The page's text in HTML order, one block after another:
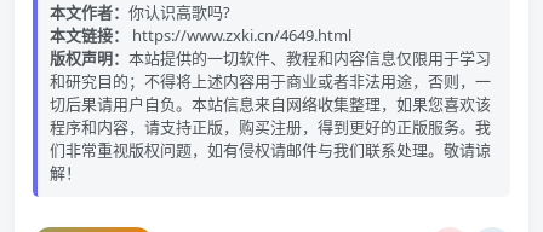
本文作者： 你认识高歌吗?
本文链接：
https://www.zxki.cn/4649.html
版权声明： 本站提供的一切软件、教程和内容信息仅限用于学习
和研究目的；不得将上述内容用于商业或者非法用途，否则，一
切后果请用户自负。本站信息来自网络收集整理，如果您喜欢该
程序和内容，请支持正版，购买注册，得到更好的正版服务。我
们非常重视版权问题，如有侵权请邮件与我们联系处理。敬请谅
解！